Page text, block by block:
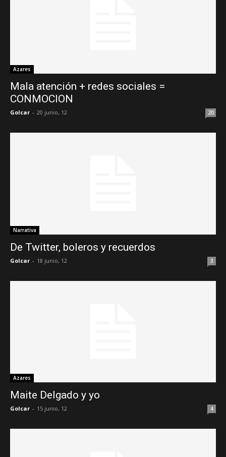
Azares
Mala atención + redes sociales =
CONMOCION
Golcar - 20 junio, 12 20
Narrativa
De Twitter, boleros y recuerdos
Golcar - 18 junio, 12 3
Azares
Maite Delgado y yo
Golcar - 15 junio, 12 4